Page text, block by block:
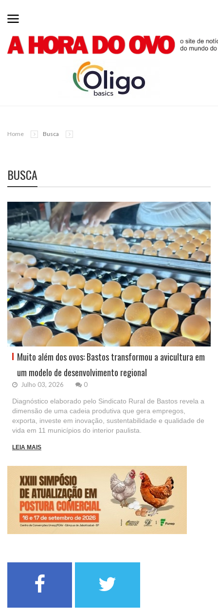
Home Busca
BUSCA
Muito além dos ovos: Bastos transformou a avicultura em
um modelo de desenvolvimento regional
Julho 03, 2026 0
Diagnóstico elaborado pelo Sindicato Rural de Bastos revela a
dimensão de uma cadeia produtiva que gera empregos,
exporta, investe em inovação, sustentabilidade e qualidade de
vida em 11 municípios do interior paulista.
LEIA MAIS